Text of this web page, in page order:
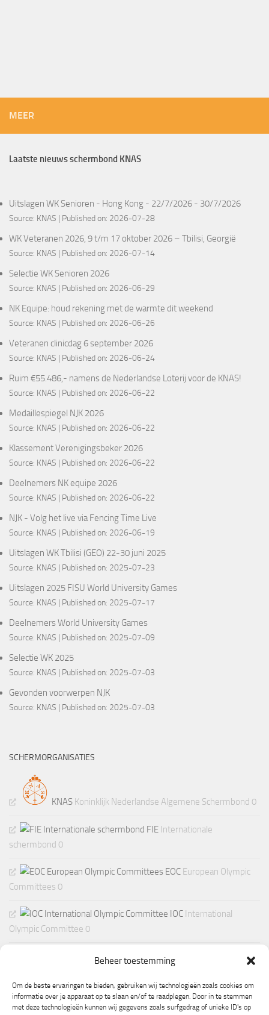
Beheer toestemming
Om de beste ervaringen te bieden, gebruiken wij technologieën zoals cookies om
informatie over je apparaat op te slaan en/of te raadplegen. Door in te stemmen
met deze technologieën kunnen wij gegevens zoals surfgedrag of unieke ID's op
MEER
Laatste nieuws schermbond KNAS
Uitslagen WK Senioren - Hong Kong - 22/7/2026 - 30/7/2026
Source: KNAS Published on: 2026-07-28
WK Veteranen 2026, 9 t/m 17 oktober 2026 – Tbilisi, Georgië
Source: KNAS Published on: 2026-07-14
Selectie WK Senioren 2026
Source: KNAS Published on: 2026-06-29
NK Equipe: houd rekening met de warmte dit weekend
Source: KNAS Published on: 2026-06-26
Veteranen clinicdag 6 september 2026
Source: KNAS Published on: 2026-06-24
Ruim €55.486,- namens de Nederlandse Loterij voor de KNAS!
Source: KNAS Published on: 2026-06-22
Medaillespiegel NJK 2026
Source: KNAS Published on: 2026-06-22
Klassement Verenigingsbeker 2026
Source: KNAS Published on: 2026-06-22
Deelnemers NK equipe 2026
Source: KNAS Published on: 2026-06-22
NJK - Volg het live via Fencing Time Live
Source: KNAS Published on: 2026-06-19
Uitslagen WK Tbilisi (GEO) 22-30 juni 2025
Source: KNAS Published on: 2025-07-23
Uitslagen 2025 FISU World University Games
Source: KNAS Published on: 2025-07-17
Deelnemers World University Games
Source: KNAS Published on: 2025-07-09
Selectie WK 2025
Source: KNAS Published on: 2025-07-03
Gevonden voorwerpen NJK
Source: KNAS Published on: 2025-07-03
SCHERMORGANISATIES
KNAS Koninklijk Nederlandse Algemene Schermbond 0
FIE Internationale
schermbond 0
EOC European Olympic
Committees 0
IOC International
Olympic Committee 0